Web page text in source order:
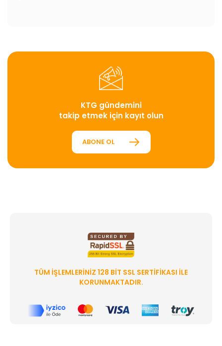
KTG gündemini
takip etmek için kayıt olun
ABONE OL
TÜM İŞLEMLERINIZ 128 BIT SSL SERTIFIKASI ILE
KORUNMAKTADIR.